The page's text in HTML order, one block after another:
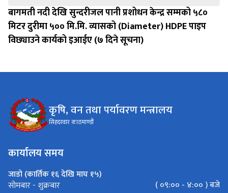
बागमती नदी देखि सुन्दरीजल पानी प्रशोधन केन्द्र सम्मको ५८०
मिटर दुरीमा ५०० मि.मि. व्यासको (Diameter) HDPE पाइप
विछ्याउने कार्यको इआईए (७ दिने सूचना)
कृषि, वन तथा पर्यावरण मन्त्रालय
सिहदरवार काठमाण्डौं
कार्यालय समय
जाडो (कार्तिक १६ देखि माघ १५)
सोमबार - शुक्रबार
( ०९:०० - ४:०० ) बजे